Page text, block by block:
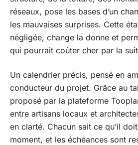
réseaux, pose les bases d’un
les mauvaises surprises. Cette
négligée, change la donne et
qui pourrait coûter cher par la
Un calendrier précis, pensé en
conducteur du projet. Grâce au
proposé par la plateforme
entre artisans locaux et
en clarté. Chacun sait ce qu’il
moment, et les échéances sont